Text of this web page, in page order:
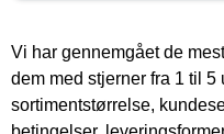
Vi har gennemgået de
dem med stjerner fra 1 til
sortimentstørrelse,